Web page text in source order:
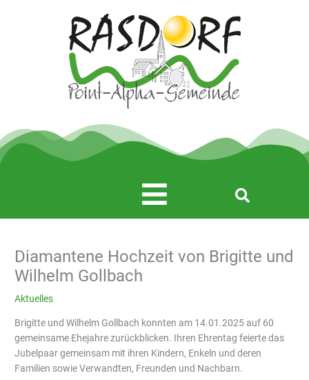
Main
Menu
Diamantene Hochzeit von Brigitte und
Wilhelm Gollbach
Aktuelles
Brigitte und Wilhelm Gollbach konnten am 14.01.2025 auf 60
gemeinsame Ehejahre zurückblicken. Ihren Ehrentag feierte das
Jubelpaar gemeinsam mit ihren Kindern, Enkeln und deren
Familien sowie Verwandten, Freunden und Nachbarn.